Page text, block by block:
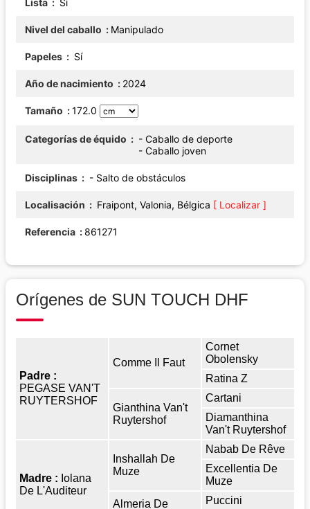
Nivel del caballo Manipulado
Papeles Sí
Año de nacimiento 2024
Tamaño 172.0
Categorías de équido
- Caballo de deporte
- Caballo joven
Disciplinas - Salto de obstáculos
Localisación Fraipont, Valonia, Bélgica [ Localizar ]
Referencia 861271
Orígenes de SUN TOUCH DHF
Padre :
PEGASE VAN'T
RUYTERSHOF
Comme Il Faut
Cornet
Obolensky
Ratina Z
Gianthina Van't
Ruytershof
Cartani
Diamanthina
Van't Ruytershof
Madre : Iolana
De L'Auditeur
Inshallah De
Muze
Nabab De Rêve
Excellentia De
Muze
Almeria De
Puccini